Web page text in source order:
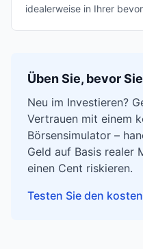
idealerweise in Ihrer
Üben Sie, bevor
Neu im Investieren?
Vertrauen mit einem
Börsensimulator –
Geld auf Basis realer
einen Cent riskieren.
Testen Sie den